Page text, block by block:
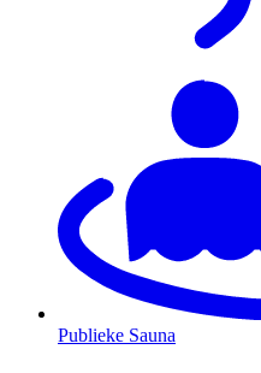
Publieke Sauna